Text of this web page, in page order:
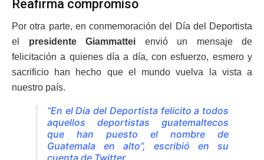
Reafirma compromiso
Por otra parte, en conmemoración del Día del Deportista
el presidente Giammattei envió un mensaje de
felicitación a quienes día a día, con esfuerzo, esmero y
sacrificio han hecho que el mundo vuelva la vista a
nuestro país.
“En el Día del Deportista felicito a todos
aquellos deportistas guatemaltecos
que han puesto el nombre de
Guatemala en alto”, escribió en su